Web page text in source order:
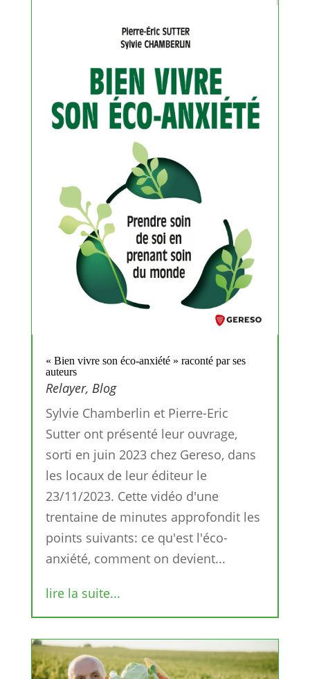
« Bien vivre son éco-anxiété » raconté par ses
auteurs
Relayer, Blog
Sylvie Chamberlin et Pierre-Eric
Sutter ont présenté leur ouvrage,
sorti en juin 2023 chez Gereso, dans
les locaux de leur éditeur le
23/11/2023. Cette vidéo d'une
trentaine de minutes approfondit les
points suivants: ce qu'est l'éco-
anxiété, comment on devient...
lire la suite...